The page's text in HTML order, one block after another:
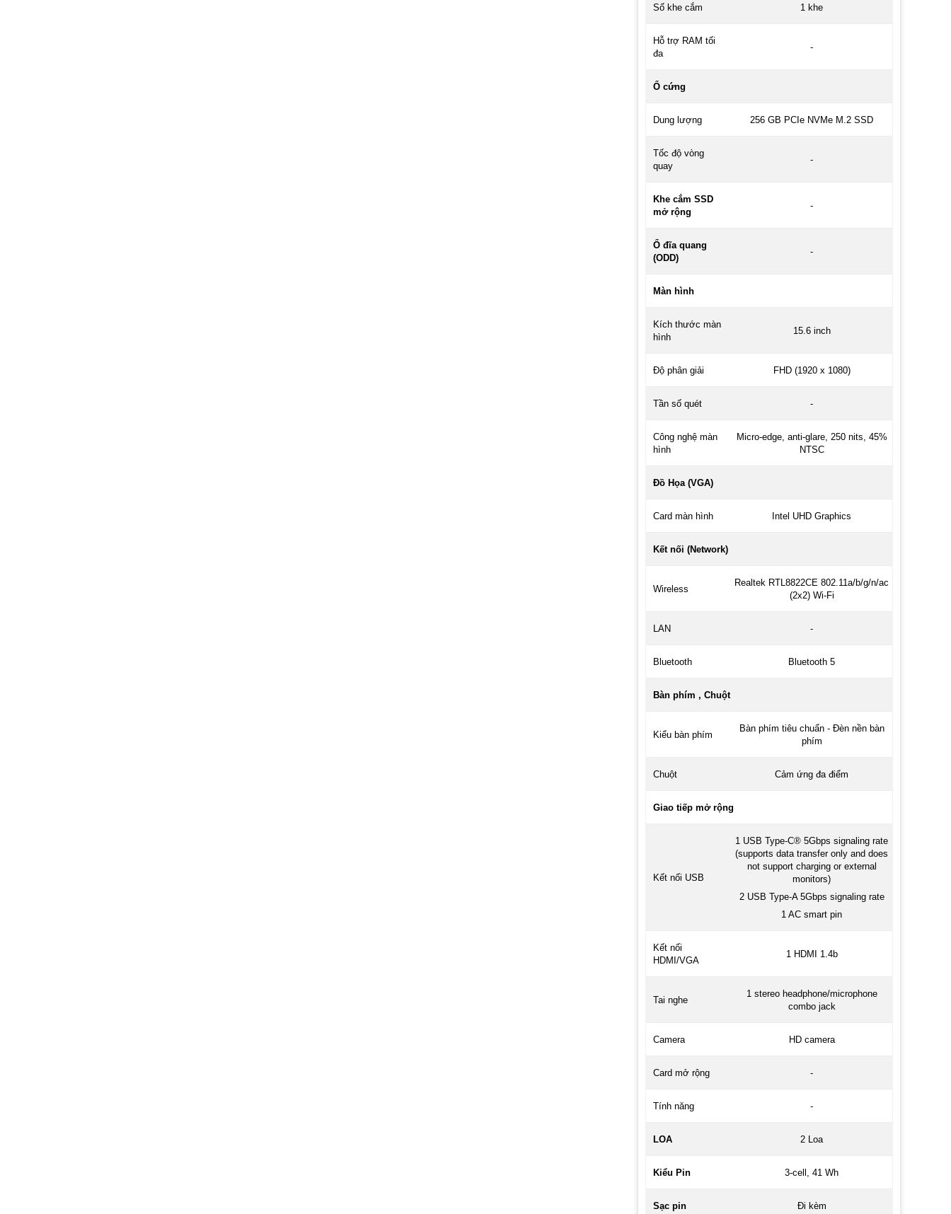
Số khe cắm 1 khe
Hỗ trợ RAM tối
đa
-
Ổ cứng
Dung lượng 256 GB PCIe NVMe M.2 SSD
Tốc độ vòng
quay
-
Khe cắm SSD
mở rộng
-
Ổ đĩa quang
(ODD)
-
Màn hình
Kích thước màn
hình
15.6 inch
Độ phân giải FHD (1920 x 1080)
Tần số quét -
Công nghệ màn
hình
Micro-edge, anti-glare, 250 nits, 45%
NTSC
Đồ Họa (VGA)
Card màn hình Intel UHD Graphics
Kết nối (Network)
Wireless
Realtek RTL8822CE 802.11a/b/g/n/ac
(2x2) Wi-Fi
LAN -
Bluetooth Bluetooth 5
Bàn phím , Chuột
Kiểu bàn phím
Bàn phím tiêu chuẩn - Đèn nền bàn
phím
Chuột Cảm ứng đa điểm
Giao tiếp mở rộng
Kết nối USB
1 USB Type-C® 5Gbps signaling rate
(supports data transfer only and does
not support charging or external
monitors)
2 USB Type-A 5Gbps signaling rate
1 AC smart pin
Kết nối
HDMI/VGA
1 HDMI 1.4b
Tai nghe
1 stereo headphone/microphone
combo jack
Camera HD camera
Card mở rộng -
Tính năng -
LOA 2 Loa
Kiểu Pin 3-cell, 41 Wh
Sạc pin Đi kèm